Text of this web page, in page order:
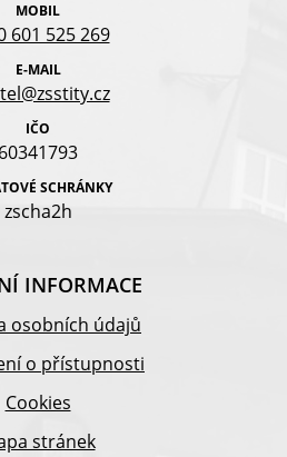
MOBIL
601 525 269
E-MAIL
IČO
60341793
SCHRÁNKY
zscha2h
INFORMACE
osobních údajů
o přístupnosti
Cookies
stránek